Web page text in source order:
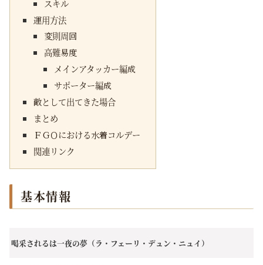
スキル
運用方法
変則周回
高難易度
メインアタッカー編成
サポーター編成
敵として出てきた場合
まとめ
ＦＧＯにおける水着コルデー
関連リンク
基本情報
喝采されるは一夜の夢（ラ・フェーリ・デュン・ニュイ）